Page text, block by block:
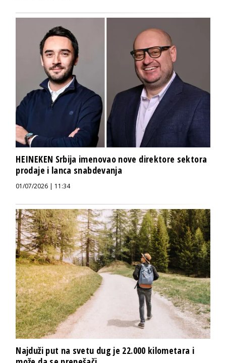
HEINEKEN Srbija imenovao nove direktore sektora
prodaje i lanca snabdevanja
01/07/2026 | 11:34
Najduži put na svetu dug je 22.000 kilometara i